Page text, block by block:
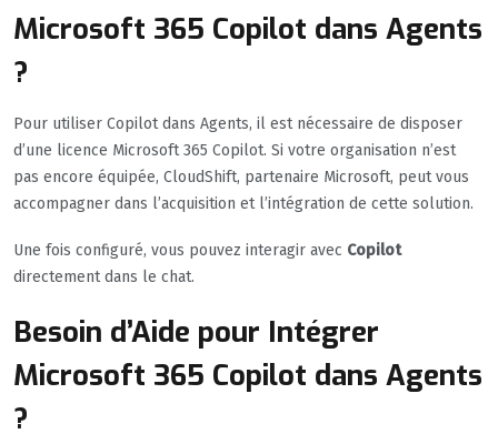
Microsoft 365 Copilot dans Agents
?
Pour utiliser Copilot dans Agents, il est nécessaire de disposer
d’une licence Microsoft 365 Copilot. Si votre organisation n’est
pas encore équipée, CloudShift, partenaire Microsoft, peut vous
accompagner dans l’acquisition et l’intégration de cette solution.
Une fois configuré, vous pouvez interagir avec Copilot
directement dans le chat.
Besoin d’Aide pour Intégrer
Microsoft 365 Copilot dans Agents
?